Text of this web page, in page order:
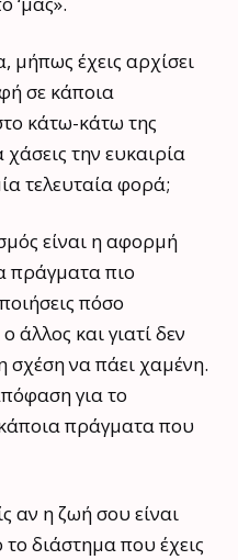
μήπως έχεις αρχίσει
σε κάποια
κάτω-κάτω της
την ευκαιρία
τελευταία φορά;
είναι η αφορμή
πράγματα πιο
πόσο
άλλος και γιατί δεν
σχέση να πάει χαμένη.
για το
πράγματα που
αν η ζωή σου είναι
διάστημα που έχεις